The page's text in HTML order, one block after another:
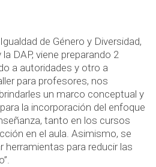
de Género y Diversidad,
DAP, viene preparando 2
a autoridades y otro a
para profesores, nos
un marco conceptual y
la incorporación del enfoque
tanto en los cursos
en el aula. Asimismo, se
herramientas para reducir las